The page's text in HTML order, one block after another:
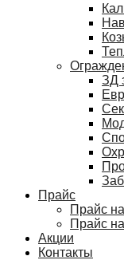
ЗД
Прайс
Прайс
Прайс
Акции
Контакты